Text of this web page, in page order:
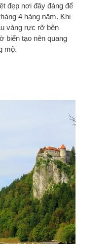
đẹp nơi đây đáng để
4 hàng năm. Khi
vàng rực rỡ bên
biển tạo nên quang
mộ.